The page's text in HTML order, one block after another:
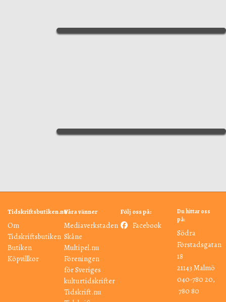
Tidskriftsbutiken.nu
Om
Tidskriftsbutiken
Butiken
Köpvillkor
Våra vänner
Mediaverkstaden
Skåne
Multipel.nu
Föreningen
för Sveriges
kulturtidskrifter
Tidskrift.nu
Följ oss på:
Facebook
Du hittar oss
på:
Södra
Förstadsgatan
18
21143 Malmö
040-780 20,
780 80